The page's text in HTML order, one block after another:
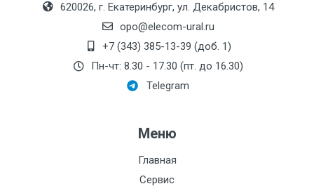
620026, г. Екатеринбург, ул. Декабристов, 14
opo@elecom-ural.ru
+7 (343) 385-13-39 (доб. 1)
Пн-чт: 8.30 - 17.30 (пт. до 16.30)
Telegram
Меню
Главная
Сервис